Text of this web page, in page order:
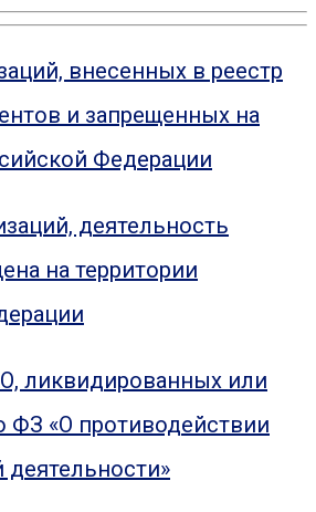
внесенных в реестр
и запрещенных на
Федерации
деятельность
на территории
ликвидированных или
ФЗ «О противодействии
деятельности»